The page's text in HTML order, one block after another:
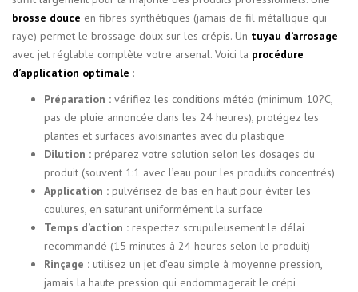
brosse douce en fibres synthétiques (jamais de fil métallique qui
raye) permet le brossage doux sur les crépis. Un tuyau d’arrosage
avec jet réglable complète votre arsenal. Voici la procédure
d’application optimale :
Préparation : vérifiez les conditions météo (minimum 10?C,
pas de pluie annoncée dans les 24 heures), protégez les
plantes et surfaces avoisinantes avec du plastique
Dilution : préparez votre solution selon les dosages du
produit (souvent 1:1 avec l’eau pour les produits concentrés)
Application : pulvérisez de bas en haut pour éviter les
coulures, en saturant uniformément la surface
Temps d’action : respectez scrupuleusement le délai
recommandé (15 minutes à 24 heures selon le produit)
Rinçage : utilisez un jet d’eau simple à moyenne pression,
jamais la haute pression qui endommagerait le crépi